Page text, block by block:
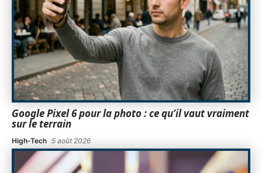
Google Pixel 6 pour la photo : ce qu’il vaut vraiment
sur le terrain
High-Tech 5 août 2026